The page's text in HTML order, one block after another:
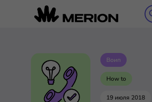
Воип
How to
19 июля 2018